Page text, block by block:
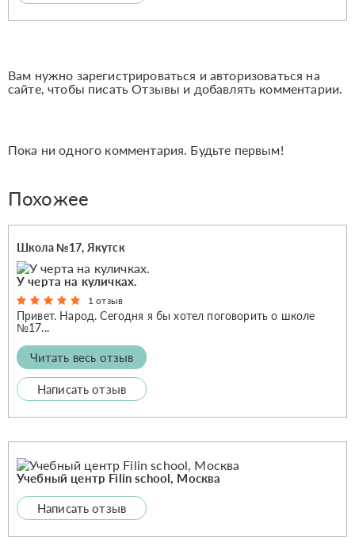
Вам нужно зарегистрироваться и авторизоваться на
сайте, чтобы писать Отзывы и добавлять комментарии.
Пока ни одного комментария. Будьте первым!
Похожее
Школа №17, Якутск
У черта на куличках.
1 отзыв
Привет. Народ. Сегодня я бы хотел поговорить о школе
№17...
Читать весь отзыв
Написать отзыв
Учебный центр Filin school, Москва
Написать отзыв